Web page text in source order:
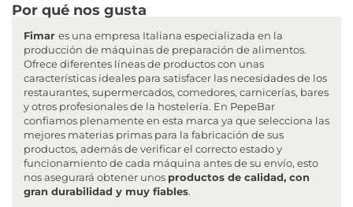
Por qué nos gusta
Fimar es una empresa Italiana especializada en la
producción de máquinas de preparación de alimentos.
Ofrece diferentes líneas de productos con unas
características ideales para satisfacer las necesidades de los
restaurantes, supermercados, comedores, carnicerías, bares
y otros profesionales de la hostelería. En PepeBar
confiamos plenamente en esta marca ya que selecciona las
mejores materias primas para la fabricación de sus
productos, además de verificar el correcto estado y
funcionamiento de cada máquina antes de su envío, esto
nos asegurará obtener unos productos de calidad, con
gran durabilidad y muy fiables.